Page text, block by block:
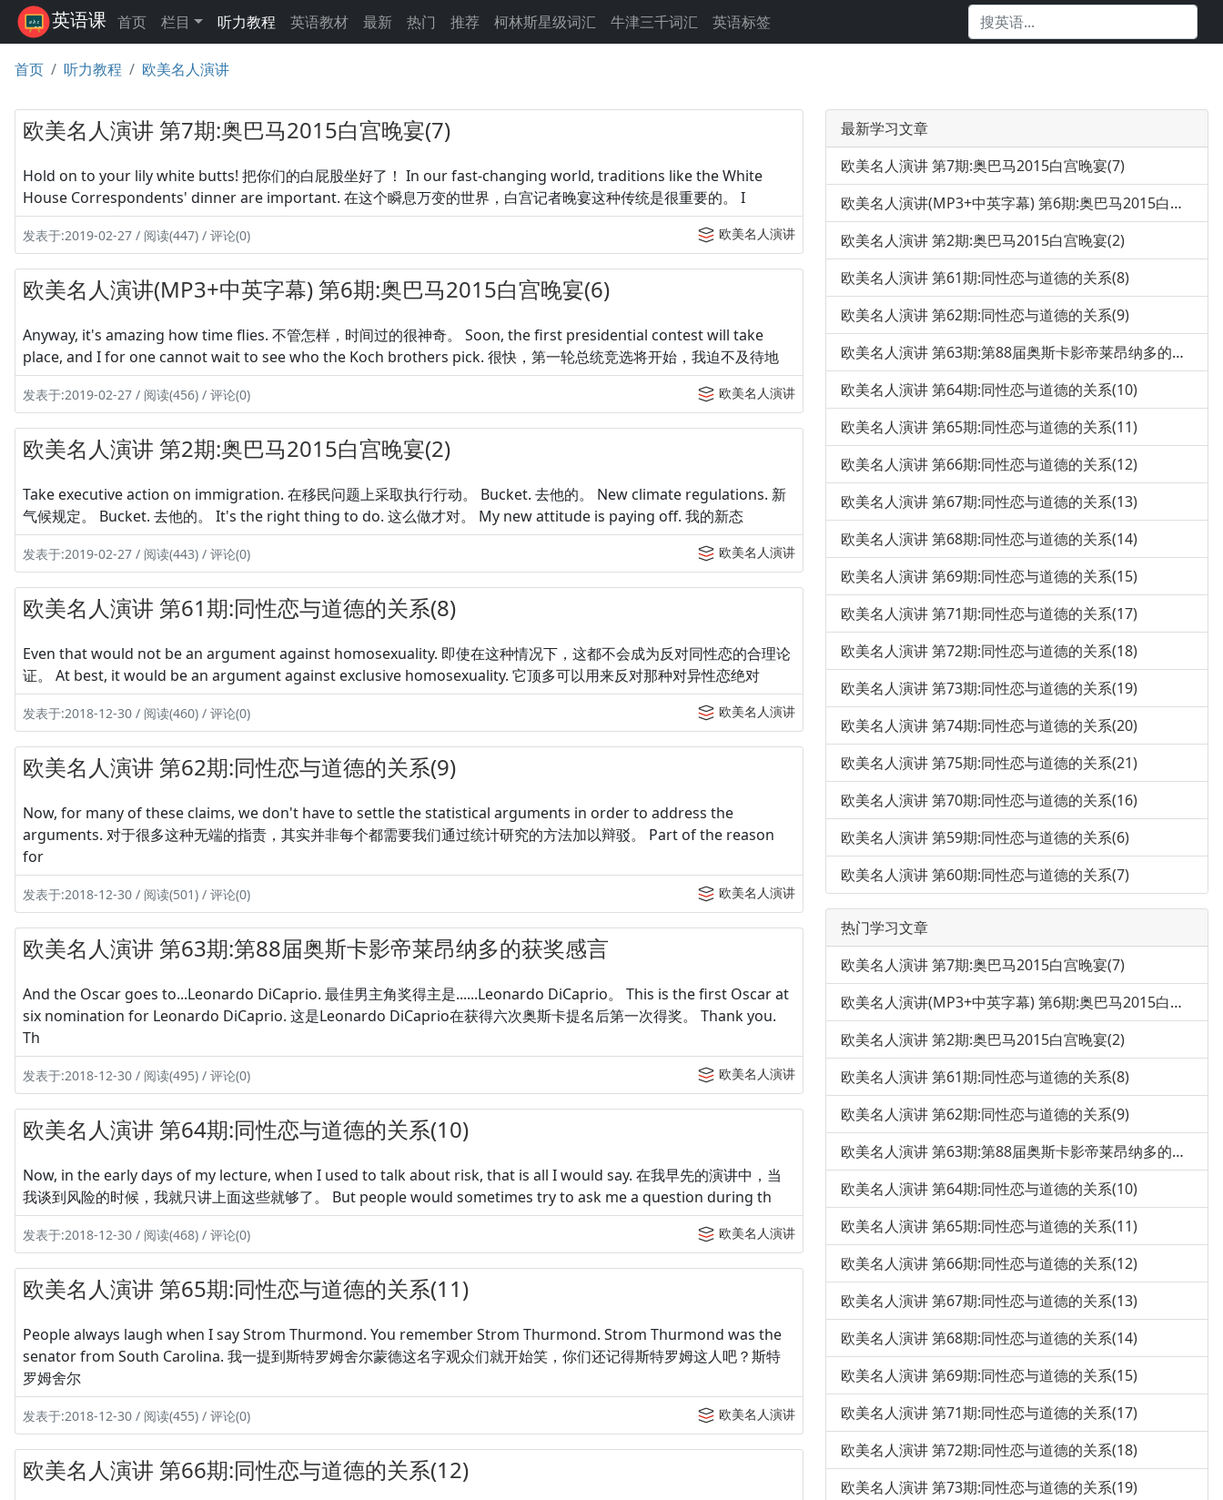
英语课 首页 栏目 听力教程 英语教材 最新 热门 推荐 柯林斯星级词汇 牛津三千词汇 英语标签
首页 听力教程 欧美名人演讲
欧美名人演讲 第7期:奥巴马2015白宫晚宴(7)
Hold on to your lily white butts! 把你们的白屁股坐好了！ In our fast-changing world, traditions like the White
House Correspondents' dinner are important. 在这个瞬息万变的世界，白宫记者晚宴这种传统是很重要的。 I
发表于:2019-02-27 / 阅读(447) / 评论(0) 欧美名人演讲
欧美名人演讲(MP3+中英字幕) 第6期:奥巴马2015白宫晚宴(6)
Anyway, it's amazing how time flies. 不管怎样，时间过的很神奇。 Soon, the first presidential contest will take
place, and I for one cannot wait to see who the Koch brothers pick. 很快，第一轮总统竞选将开始，我迫不及待地
发表于:2019-02-27 / 阅读(456) / 评论(0) 欧美名人演讲
欧美名人演讲 第2期:奥巴马2015白宫晚宴(2)
Take executive action on immigration. 在移民问题上采取执行行动。 Bucket. 去他的。 New climate regulations. 新
气候规定。 Bucket. 去他的。 It's the right thing to do. 这么做才对。 My new attitude is paying off. 我的新态
发表于:2019-02-27 / 阅读(443) / 评论(0) 欧美名人演讲
欧美名人演讲 第61期:同性恋与道德的关系(8)
Even that would not be an argument against homosexuality. 即使在这种情况下，这都不会成为反对同性恋的合理论
证。 At best, it would be an argument against exclusive homosexuality. 它顶多可以用来反对那种对异性恋绝对
发表于:2018-12-30 / 阅读(460) / 评论(0) 欧美名人演讲
欧美名人演讲 第62期:同性恋与道德的关系(9)
Now, for many of these claims, we don't have to settle the statistical arguments in order to address the
arguments. 对于很多这种无端的指责，其实并非每个都需要我们通过统计研究的方法加以辩驳。 Part of the reason
for
发表于:2018-12-30 / 阅读(501) / 评论(0) 欧美名人演讲
欧美名人演讲 第63期:第88届奥斯卡影帝莱昂纳多的获奖感言
And the Oscar goes to...Leonardo DiCaprio. 最佳男主角奖得主是......Leonardo DiCaprio。 This is the first Oscar at
six nomination for Leonardo DiCaprio. 这是Leonardo DiCaprio在获得六次奥斯卡提名后第一次得奖。 Thank you.
Th
发表于:2018-12-30 / 阅读(495) / 评论(0) 欧美名人演讲
欧美名人演讲 第64期:同性恋与道德的关系(10)
Now, in the early days of my lecture, when I used to talk about risk, that is all I would say. 在我早先的演讲中，当
我谈到风险的时候，我就只讲上面这些就够了。 But people would sometimes try to ask me a question during th
发表于:2018-12-30 / 阅读(468) / 评论(0) 欧美名人演讲
欧美名人演讲 第65期:同性恋与道德的关系(11)
People always laugh when I say Strom Thurmond. You remember Strom Thurmond. Strom Thurmond was the
senator from South Carolina. 我一提到斯特罗姆舍尔蒙德这名字观众们就开始笑，你们还记得斯特罗姆这人吧？斯特
罗姆舍尔
发表于:2018-12-30 / 阅读(455) / 评论(0) 欧美名人演讲
欧美名人演讲 第66期:同性恋与道德的关系(12)
最新学习文章
欧美名人演讲 第7期:奥巴马2015白宫晚宴(7)
欧美名人演讲(MP3+中英字幕) 第6期:奥巴马2015白宫晚宴(6)
欧美名人演讲 第2期:奥巴马2015白宫晚宴(2)
欧美名人演讲 第61期:同性恋与道德的关系(8)
欧美名人演讲 第62期:同性恋与道德的关系(9)
欧美名人演讲 第63期:第88届奥斯卡影帝莱昂纳多的获奖感言
欧美名人演讲 第64期:同性恋与道德的关系(10)
欧美名人演讲 第65期:同性恋与道德的关系(11)
欧美名人演讲 第66期:同性恋与道德的关系(12)
欧美名人演讲 第67期:同性恋与道德的关系(13)
欧美名人演讲 第68期:同性恋与道德的关系(14)
欧美名人演讲 第69期:同性恋与道德的关系(15)
欧美名人演讲 第71期:同性恋与道德的关系(17)
欧美名人演讲 第72期:同性恋与道德的关系(18)
欧美名人演讲 第73期:同性恋与道德的关系(19)
欧美名人演讲 第74期:同性恋与道德的关系(20)
欧美名人演讲 第75期:同性恋与道德的关系(21)
欧美名人演讲 第70期:同性恋与道德的关系(16)
欧美名人演讲 第59期:同性恋与道德的关系(6)
欧美名人演讲 第60期:同性恋与道德的关系(7)
热门学习文章
欧美名人演讲 第7期:奥巴马2015白宫晚宴(7)
欧美名人演讲(MP3+中英字幕) 第6期:奥巴马2015白宫晚宴(6)
欧美名人演讲 第2期:奥巴马2015白宫晚宴(2)
欧美名人演讲 第61期:同性恋与道德的关系(8)
欧美名人演讲 第62期:同性恋与道德的关系(9)
欧美名人演讲 第63期:第88届奥斯卡影帝莱昂纳多的获奖感言
欧美名人演讲 第64期:同性恋与道德的关系(10)
欧美名人演讲 第65期:同性恋与道德的关系(11)
欧美名人演讲 第66期:同性恋与道德的关系(12)
欧美名人演讲 第67期:同性恋与道德的关系(13)
欧美名人演讲 第68期:同性恋与道德的关系(14)
欧美名人演讲 第69期:同性恋与道德的关系(15)
欧美名人演讲 第71期:同性恋与道德的关系(17)
欧美名人演讲 第72期:同性恋与道德的关系(18)
欧美名人演讲 第73期:同性恋与道德的关系(19)